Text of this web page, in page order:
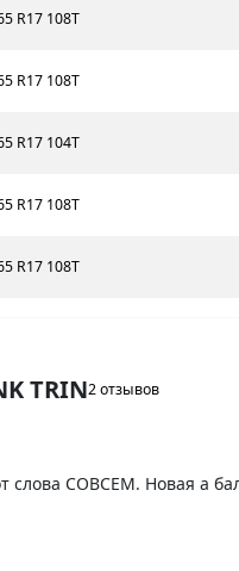
R17 108T
R17 108T
R17 104T
R17 108T
R17 108T
TRIN2 отзывов
слова СОВСЕМ. Новая а